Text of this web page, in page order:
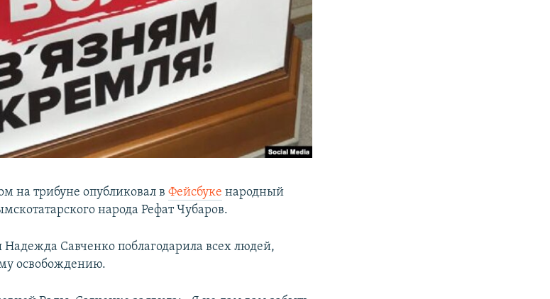
на трибуне опубликовал вФейсбуке народный
народа Рефат Чубаров.
Надежда Савченко поблагодарила всех людей,
освобождению.